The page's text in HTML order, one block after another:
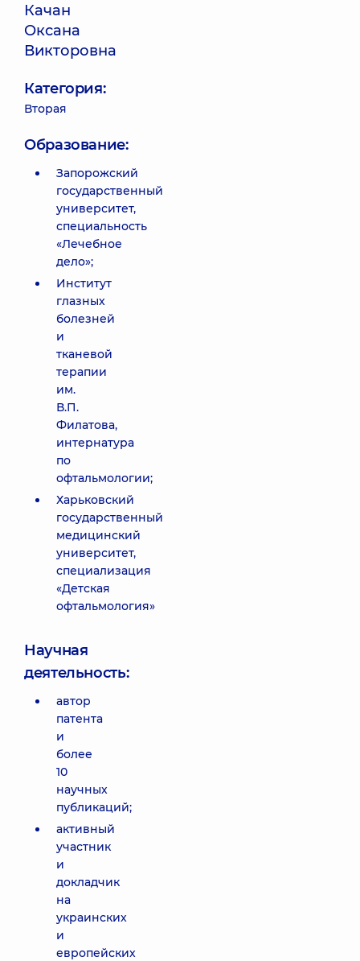
Качан
Оксана
Викторовна
Категория:
Вторая
Образование:
Запорожский
государственный
университет,
специальность
«Лечебное
дело»;
Институт
глазных
болезней
и
тканевой
терапии
им.
В.П.
Филатова,
интернатура
по
офтальмологии;
Харьковский
государственный
медицинский
университет,
специализация
«Детская
офтальмология»
Научная
деятельность:
автор
патента
и
более
10
научных
публикаций;
активный
участник
и
докладчик
на
украинских
и
европейских